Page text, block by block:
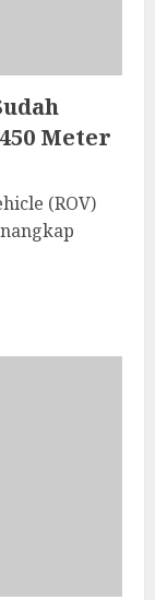
Meter
(ROV)